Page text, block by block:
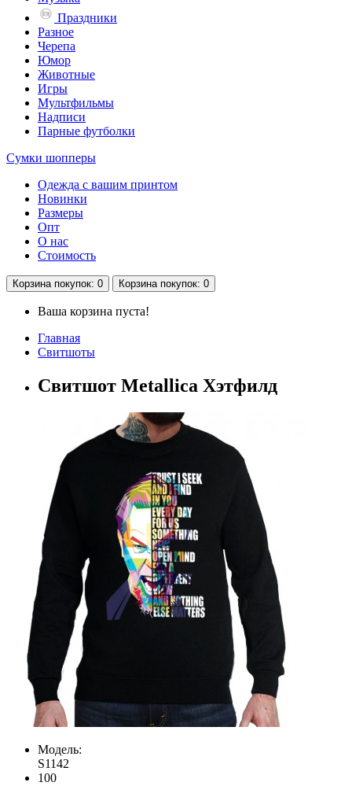
Праздники
Разное
Черепа
Юмор
Животные
Игры
Мультфильмы
Надписи
Парные футболки
Сумки шопперы
Одежда с вашим принтом
Новинки
Размеры
Опт
О нас
Стоимость
Корзинапокупок: 0 Корзинапокупок: 0
Ваша корзина пуста!
Главная
Свитшоты
Свитшот Metallica Хэтфилд
Модель:
S1142
100